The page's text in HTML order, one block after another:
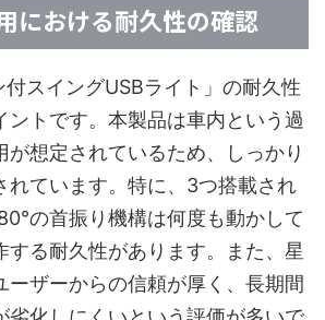
における耐久性の確認
付スイングUSBライト」の耐久性
ントです。本製品は車内という過
が想定されているため、しっかり
れています。特に、3つ搭載され
の首振り機構は何度も動かして
する耐久性があります。また、星
ーザーからの信頼が厚く、長期間